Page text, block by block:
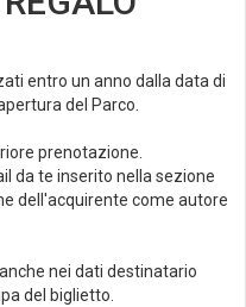
entro un anno dalla data di
del Parco.
prenotazione.
da te inserito nella sezione
dell'acquirente come autore
nei dati destinatario
del biglietto.